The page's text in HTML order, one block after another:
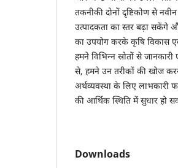
तकनीकी दोनों दृष्टिकोण से
उत्पादकता का स्तर बढ़ा सकेंगे
का उपयोग करके कृषि विकास
हमने विभिन्न स्रोतों से
से, हमने उन तरीकों की खोज
अर्थव्यवस्था के लिए लाभकारी
की आर्थिक स्थिति में सुधार हो
Downloads